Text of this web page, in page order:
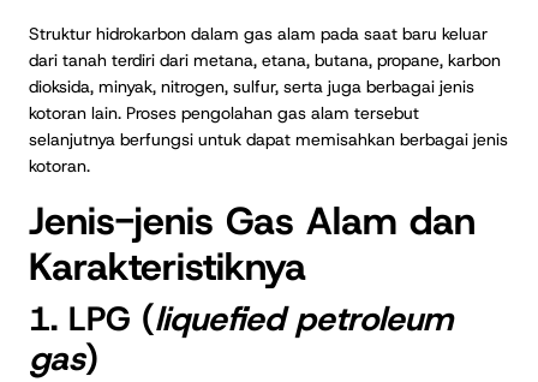
Struktur hidrokarbon dalam gas alam pada saat baru keluar
dari tanah terdiri dari metana, etana, butana, propane, karbon
dioksida, minyak, nitrogen, sulfur, serta juga berbagai jenis
kotoran lain. Proses pengolahan gas alam tersebut
selanjutnya berfungsi untuk dapat memisahkan berbagai jenis
kotoran.
Jenis-jenis Gas Alam dan
Karakteristiknya
1. LPG (liquefied petroleum
gas)